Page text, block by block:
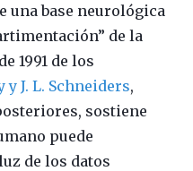
una base neurológica
de la
1991 de los
y J. L. Schneiders,
sostiene
puede
de los datos